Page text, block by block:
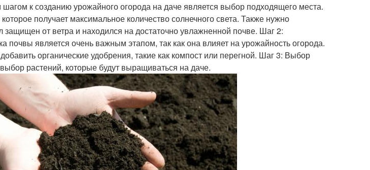
к созданию урожайного огорода на даче является выбор подходящего места.
получает максимальное количество солнечного света. Также нужно
защищен от ветра и находился на достаточно увлажненной почве. Шаг 2:
почвы является очень важным этапом, так как она влияет на урожайность огорода.
органические удобрения, такие как компост или перегной. Шаг 3: Выбор
растений, которые будут выращиваться на даче.